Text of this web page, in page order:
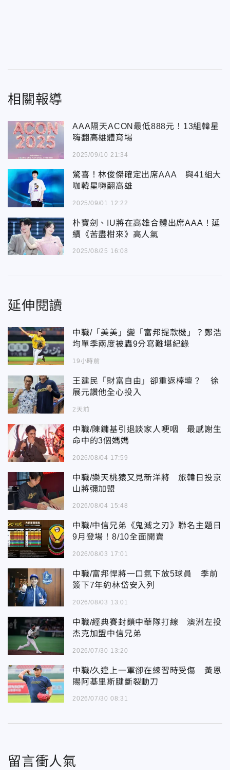
相關報導
AAA隔天ACON最低888元！13組韓星
嗨翻高雄體育場
2025/09/10 21:34
驚喜！林俊傑確定出席AAA 與41組大
咖韓星嗨翻高雄
2025/09/01 12:22
朴寶劍、IU將在高雄合體出席AAA！延
續《苦盡柑來》高人氣
2025/08/25 16:08
延伸閱讀
中職/「美美」變「富邦提款機」？鄭浩
均單季兩度被轟9分寫難堪紀錄
19小時前
王建民「財富自由」卻重返棒壇？ 徐
展元讚他全心投入
2天前
中職/陳鏞基引退談家人哽咽 最感謝生
命中的3個媽媽
2026/08/04 17:59
中職/樂天桃猿又見新洋將 旅韓日投京
山將彌加盟
2026/08/04 15:48
中職/中信兄弟《鬼滅之刃》聯名主題日
9月登場！8/10全面開賣
2026/08/03 17:01
中職/富邦悍將一口氣下放5球員 季前
簽下7年約林岱安入列
2026/08/03 13:01
中職/經典賽封鎖中華隊打線 澳洲左投
杰克加盟中信兄弟
2026/07/30 13:20
中職/久違上一軍卻在練習時受傷 黃恩
賜阿基里斯腱斷裂動刀
2026/07/30 08:31
留言衝人氣